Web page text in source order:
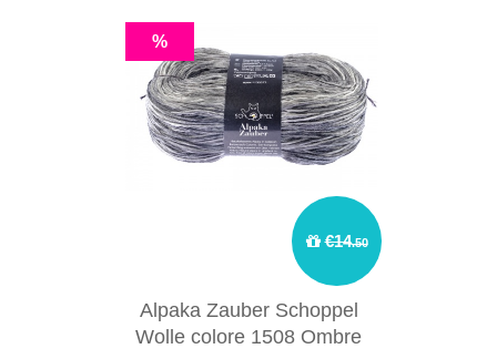
€14.50
%
Alpaka Zauber Schoppel
Wolle colore 1508 Ombre